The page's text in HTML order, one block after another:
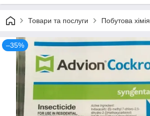
Товари та послуги Побутова хімія
–35%